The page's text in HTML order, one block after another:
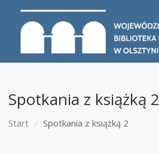
Spotkania z książką 2
Start Spotkania z książką 2